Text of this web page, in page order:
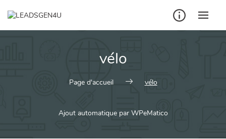
vélo
Page d'accueil vélo
Ajout automatique par WPeMatico